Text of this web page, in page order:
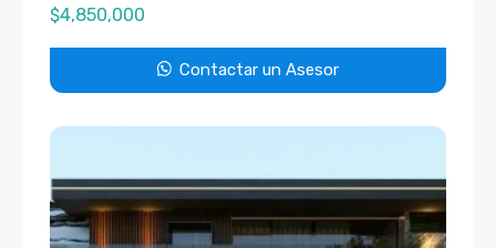
$4,850,000
Contactar un Asesor